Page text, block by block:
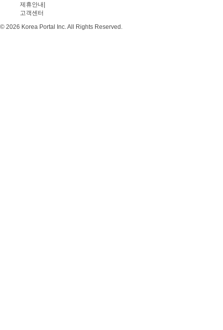
제휴안내
고객센터
© 2026 Korea Portal Inc. All Rights Reserved.